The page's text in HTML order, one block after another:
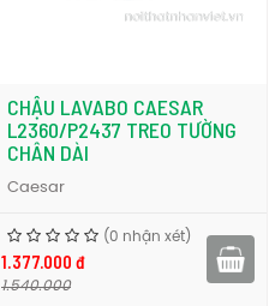
CHẬU LAVABO CAESAR
L2360/P2437 TREO TƯỜNG
CHÂN DÀI
Caesar
(0 nhận xét)
1.377.000 đ
1.540.000